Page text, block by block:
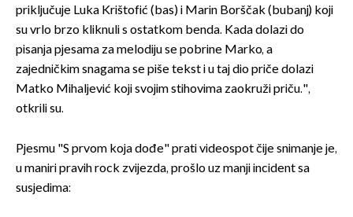
priključuje Luka Krištofić (bas) i Marin Borščak (bubanj) koji
su vrlo brzo kliknuli s ostatkom benda. Kada dolazi do
pisanja pjesama za melodiju se pobrine Marko, a
zajedničkim snagama se piše tekst i u taj dio priče dolazi
Matko Mihaljević koji svojim stihovima zaokruži priču.",
otkrili su.
Pjesmu "S prvom koja dođe" prati videospot čije snimanje je,
u maniri pravih rock zvijezda, prošlo uz manji incident sa
susjedima: